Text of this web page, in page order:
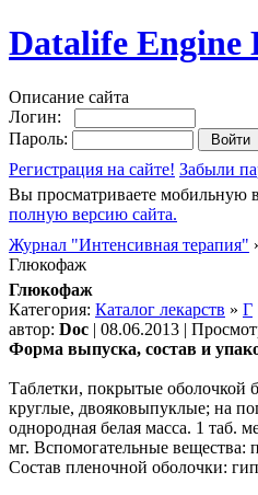
Datalife Engine
Описание сайта
Логин:
Пароль:
Регистрация на сайте! Забыли
Вы просматриваете мобильную
полную версию сайта.
Журнал "Интенсивная терапия"
Глюкофаж
Глюкофаж
Категория: Каталог лекарств » Г
автор: Doc | 08.06.2013 |
Форма выпуска, состав и
Таблетки, покрытые оболочкой
круглые, двояковыпуклые; на
однородная белая масса. 1 таб.
мг. Вспомогательные вещества:
Состав пленочной оболочки: